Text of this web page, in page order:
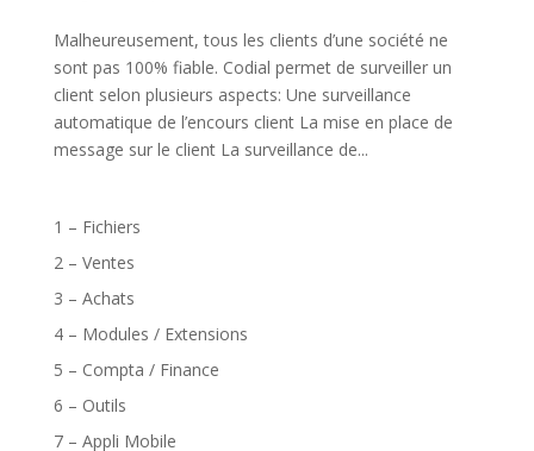
Malheureusement, tous les clients d’une société ne
sont pas 100% fiable. Codial permet de surveiller un
client selon plusieurs aspects: Une surveillance
automatique de l’encours client La mise en place de
message sur le client La surveillance de...
1 – Fichiers
2 – Ventes
3 – Achats
4 – Modules / Extensions
5 – Compta / Finance
6 – Outils
7 – Appli Mobile